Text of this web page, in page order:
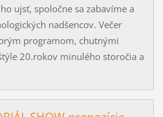
ujsť, spoločne sa zabavíme a
nadšencov. Večer
programom, chutnými
20.rokov minulého storočia a